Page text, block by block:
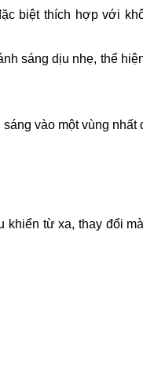
biệt thích hợp với
sáng dịu nhẹ, thể
vào một vùng nhất
từ xa, thay đổi